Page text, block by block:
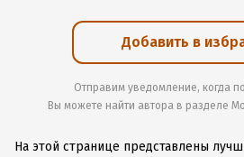
Добавить в
Отправим уведомление, когда
Вы можете найти автора в разделе
На этой странице представлены